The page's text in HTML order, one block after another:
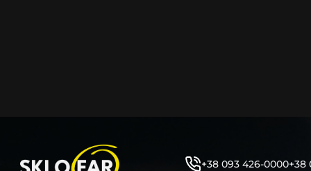
отвори, зазори між герметиком тощо – всі ці фактори
герметичність фари під час експлуатації.+38 093 426-0000+38